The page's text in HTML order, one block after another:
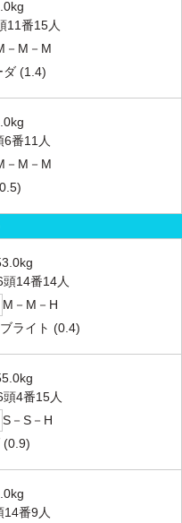
11番15人
－M－M
ダ (1.4)
番11人
－M－M
14番14人
M－M－H
ライト (0.4)
4番15人
S－S－H
(0.9)
番9人